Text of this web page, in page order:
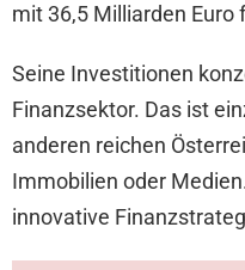
mit 36,5 Milliarden Euro
Seine Investitionen
Finanzsektor. Das ist
anderen reichen
Immobilien oder
innovative